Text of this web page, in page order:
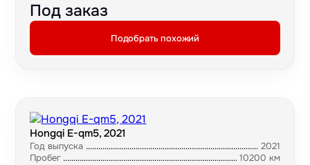
Под заказ
Подобрать похожий
Hongqi E-qm5, 2021
Год выпуска
2021
Пробег
10200 км